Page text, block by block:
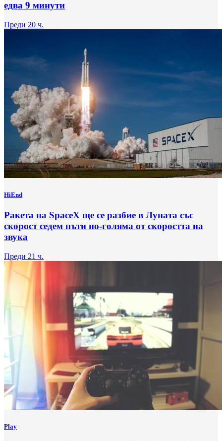
едва 9 минути
Преди 20 ч.
HiEnd
Ракета на SpaceX ще се разбие в Луната със
скорост седем пъти по-голяма от скоростта на
звука
Преди 21 ч.
Play